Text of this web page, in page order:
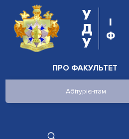
У
Д
У
І
Ф
ПРО ФАКУЛЬТЕТ
Абітурієнтам